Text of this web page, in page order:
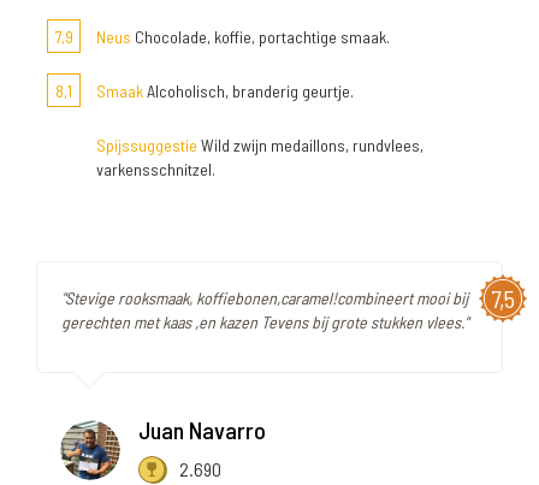
7,9 Neus Chocolade, koffie, portachtige smaak.
8,1 SmaakAlcoholisch, branderig geurtje.
Spijssuggestie Wild zwijn medaillons, rundvlees,
varkensschnitzel.
7,5
"Stevige rooksmaak, koffiebonen,caramel!combineert mooi bij
gerechten met kaas ,en kazen Tevens bij grote stukken vlees."
Juan Navarro
2.690